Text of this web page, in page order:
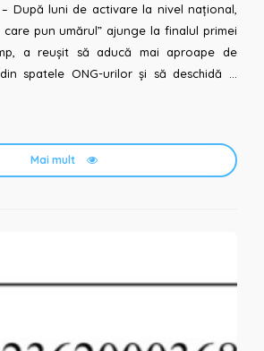
– După luni de activare la nivel național,
care pun umărul” ajunge la finalul primei
a reușit să aducă mai aproape de
spatele ONG-urilor și să deschidă o
despre rolul societ...
Mai mult